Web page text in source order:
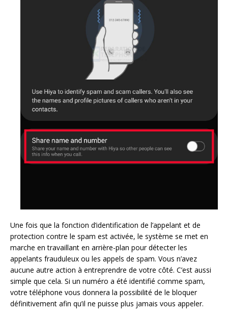
Une fois que la fonction d’identification de l’appelant et de
protection contre le spam est activée, le système se met en
marche en travaillant en arrière-plan pour détecter les
appelants frauduleux ou les appels de spam. Vous n’avez
aucune autre action à entreprendre de votre côté. C’est aussi
simple que cela. Si un numéro a été identifié comme spam,
votre téléphone vous donnera la possibilité de le bloquer
définitivement afin qu’il ne puisse plus jamais vous appeler.